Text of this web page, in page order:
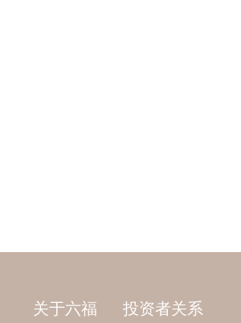
关于六福 投资者关系